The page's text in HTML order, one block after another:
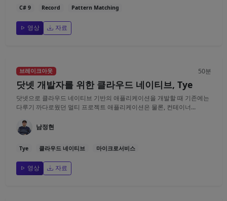
C# 9 Record Pattern Matching
영상 자료
브레이크아웃 50분
닷넷 개발자를 위한 클라우드 네이티브, Tye
닷넷으로 클라우드 네이티브 기반의 애플리케이션을 개발할 때 기존에는
다루기 까다로웠던 멀티 프로젝트 애플리케이션은 물론, 컨테이너...
남정현
Tye 클라우드 네이티브 마이크로서비스
영상 자료